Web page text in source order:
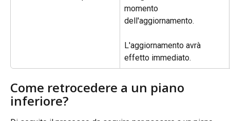
momento
dell'aggiornamento.
L'aggiornamento avrà
effetto immediato.
Come retrocedere a un piano
inferiore?